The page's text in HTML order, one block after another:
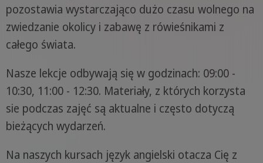
pozostawia wystarczająco dużo czasu wolnego na
zwiedzanie okolicy i zabawę z rówieśnikami z
całego świata.
Nasze lekcje odbywają się w godzinach: 09:00 -
10:30, 11:00 - 12:30. Materiały, z których korzysta
sie podczas zajęć są aktualne i często dotyczą
bieżących wydarzeń.
Na naszych kursach język angielski otacza Cię z